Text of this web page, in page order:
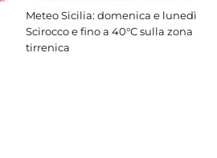
Meteo Sicilia: domenica e lunedì
Scirocco e fino a 40°C sulla zona
tirrenica